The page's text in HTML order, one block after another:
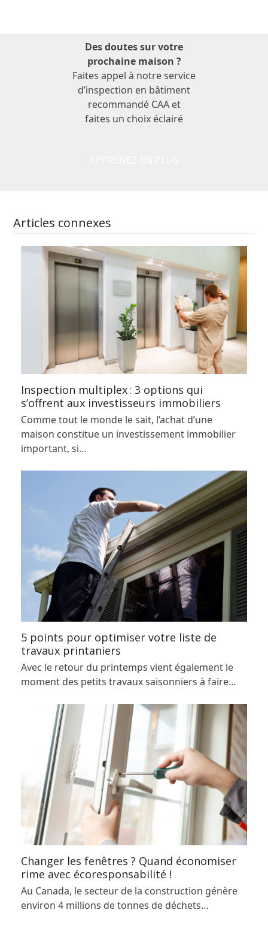
Des doutes sur votre
prochaine maison ?
Faites appel à notre service
d’inspection en bâtiment
recommandé CAA et
faites un choix éclairé
Articles connexes
Inspection multiplex : 3 options qui
s’offrent aux investisseurs immobiliers
Comme tout le monde le sait, l’achat d’une
maison constitue un investissement immobilier
important, si…
5 points pour optimiser votre liste de
travaux printaniers
Avec le retour du printemps vient également le
moment des petits travaux saisonniers à faire…
Changer les fenêtres ? Quand économiser
rime avec écoresponsabilité !
Au Canada, le secteur de la construction génère
environ 4 millions de tonnes de déchets…